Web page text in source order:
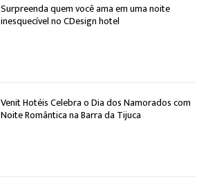
Surpreenda quem você ama em uma noite
inesquecível no CDesign hotel
Venit Hotéis Celebra o Dia dos Namorados com
Noite Romântica na Barra da Tijuca